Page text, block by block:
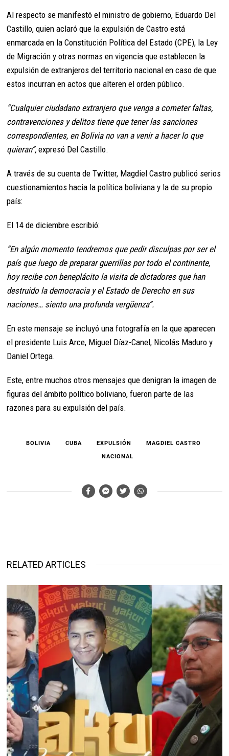
Al respecto se manifestó el ministro de gobierno, Eduardo Del
Castillo, quien aclaró que la expulsión de Castro está
enmarcada en la Constitución Política del Estado (CPE), la Ley
de Migración y otras normas en vigencia que establecen la
expulsión de extranjeros del territorio nacional en caso de que
estos incurran en actos que alteren el orden público.
“Cualquier ciudadano extranjero que venga a cometer faltas,
contravenciones y delitos tiene que tener las sanciones
correspondientes, en Bolivia no van a venir a hacer lo que
quieran”, expresó Del Castillo.
A través de su cuenta de Twitter, Magdiel Castro publicó serios
cuestionamientos hacia la política boliviana y la de su propio
país:
El 14 de diciembre escribió:
“En algún momento tendremos que pedir disculpas por ser el
país que luego de preparar guerrillas por todo el continente,
hoy recibe con beneplácito la visita de dictadores que han
destruido la democracia y el Estado de Derecho en sus
naciones… siento una profunda vergüenza”.
En este mensaje se incluyó una fotografía en la que aparecen
el presidente Luis Arce, Miguel Díaz-Canel, Nicolás Maduro y
Daniel Ortega.
Este, entre muchos otros mensajes que denigran la imagen de
figuras del ámbito político boliviano, fueron parte de las
razones para su expulsión del país.
BOLIVIA CUBA EXPULSIÓN
MAGDIEL CASTRO
NACIONAL
RELATED ARTICLES